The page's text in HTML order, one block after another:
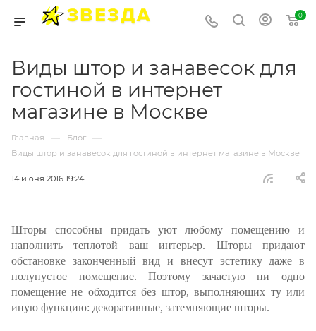
0
Виды штор и занавесок для
гостиной в интернет
магазине в Москве
Главная — Блог —
Виды штор и занавесок для гостиной в интернет магазине в Москве
14 июня 2016 19:24
Шторы способны придать уют любому помещению и
наполнить теплотой ваш интерьер. Шторы придают
обстановке законченный вид и внесут эстетику даже в
полупустое помещение. Поэтому зачастую ни одно
помещение не обходится без штор, выполняющих ту или
иную функцию: декоративные, затемняющие шторы.